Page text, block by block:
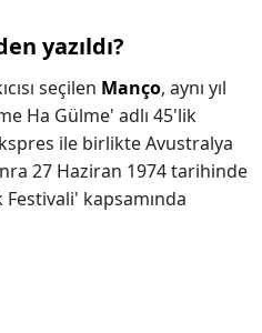
yazıldı?
seçilen Manço, aynı yıl
Ha Gülme' adlı 45'lik
ile birlikte Avustralya
27 Haziran 1974 tarihinde
kapsamında